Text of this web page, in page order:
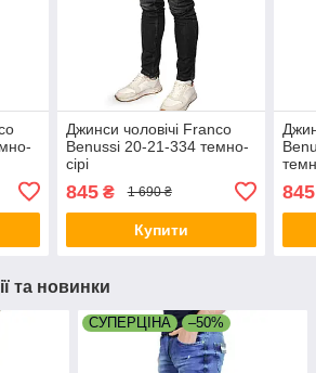
Джинси чоловічі Franco
Benussi 20-21-334 темно-
сірі
845₴ 1 690 ₴
Купити
845
та новинки
СУПЕРЦІНА –50%